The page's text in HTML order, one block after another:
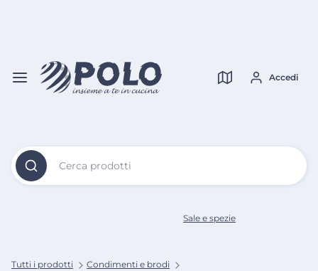
Cerca prodotti
Accedi
Tutti i prodotti Condimenti e brodi
Sale e spezie